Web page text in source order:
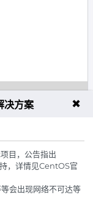
决方案 ✖
目，公告指出
，详情见CentOS官
会出现网络不可达等